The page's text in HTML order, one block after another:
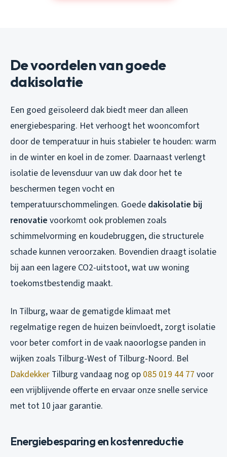
De voordelen van goede
dakisolatie
Een goed geïsoleerd dak biedt meer dan alleen
energiebesparing. Het verhoogt het wooncomfort
door de temperatuur in huis stabieler te houden: warm
in de winter en koel in de zomer. Daarnaast verlengt
isolatie de levensduur van uw dak door het te
beschermen tegen vocht en
temperatuurschommelingen. Goede dakisolatie bij
renovatie voorkomt ook problemen zoals
schimmelvorming en koudebruggen, die structurele
schade kunnen veroorzaken. Bovendien draagt isolatie
bij aan een lagere CO2-uitstoot, wat uw woning
toekomstbestendig maakt.
In Tilburg, waar de gematigde klimaat met
regelmatige regen de huizen beïnvloedt, zorgt isolatie
voor beter comfort in de vaak naoorlogse panden in
wijken zoals Tilburg-West of Tilburg-Noord. Bel
Dakdekker Tilburg vandaag nog op 085 019 44 77 voor
een vrijblijvende offerte en ervaar onze snelle service
met tot 10 jaar garantie.
Energiebesparing en kostenreductie